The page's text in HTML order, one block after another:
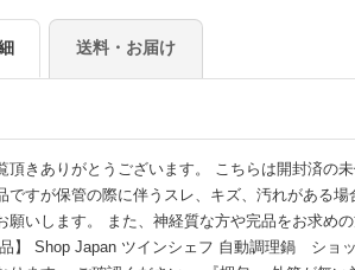
細 送料・お届け